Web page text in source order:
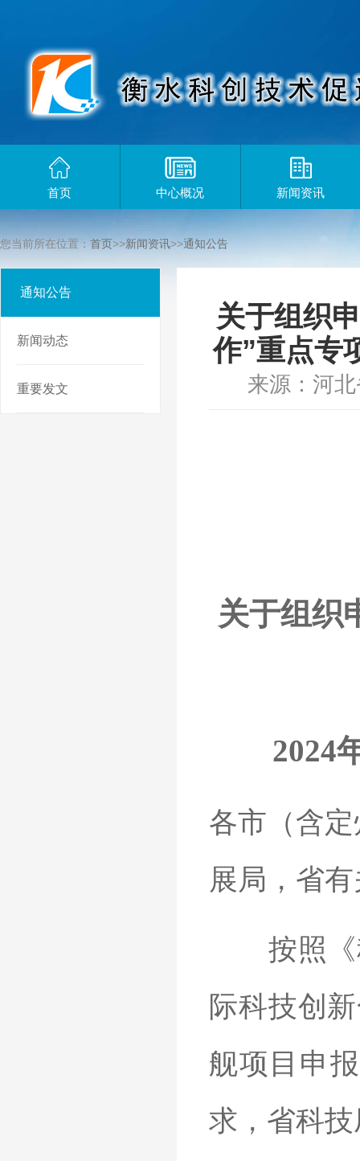
首页 中心概况 新闻资讯
您当前所在位置： 首页>>新闻资讯>>通知公告
通知公告
新闻动态
重要发文
关于组织
作”重点专
来源：河
关于组织
2024
各市（含
展局，省
按照《科
际科技创
舰项目申
求，省科